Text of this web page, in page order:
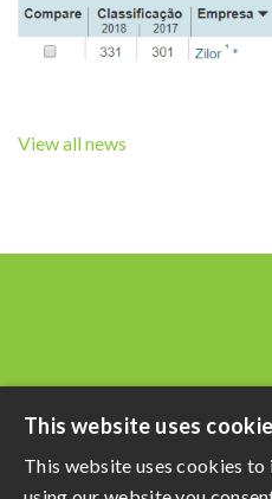
View all news
This website uses
This website uses cookies